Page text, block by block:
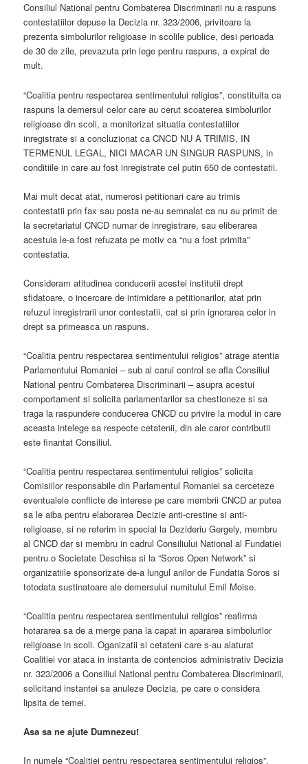
Consiliul National pentru Combaterea Discriminarii nu a raspuns
contestatiilor depuse la Decizia nr. 323/2006, privitoare la
prezenta simbolurilor religioase in scolile publice, desi perioada
de 30 de zile, prevazuta prin lege pentru raspuns, a expirat de
mult.
“Coalitia pentru respectarea sentimentului religios”, constituita ca
raspuns la demersul celor care au cerut scoaterea simbolurilor
religioase din scoli, a monitorizat situatia contestatiilor
inregistrate si a concluzionat ca CNCD NU A TRIMIS, IN
TERMENUL LEGAL, NICI MACAR UN SINGUR RASPUNS, in
conditiile in care au fost inregistrate cel putin 650 de contestatii.
Mai mult decat atat, numerosi petitionari care au trimis
contestatii prin fax sau posta ne-au semnalat ca nu au primit de
la secretariatul CNCD numar de inregistrare, sau eliberarea
acestuia le-a fost refuzata pe motiv ca “nu a fost primita”
contestatia.
Consideram atitudinea conducerii acestei institutii drept
sfidatoare, o incercare de intimidare a petitionarilor, atat prin
refuzul inregistrarii unor contestatii, cat si prin ignorarea celor in
drept sa primeasca un raspuns.
“Coalitia pentru respectarea sentimentului religios” atrage atentia
Parlamentului Romaniei – sub al carui control se afla Consiliul
National pentru Combaterea Discriminarii – asupra acestui
comportament si solicita parlamentarilor sa chestioneze si sa
traga la raspundere conducerea CNCD cu privire la modul in care
aceasta intelege sa respecte cetatenii, din ale caror contributii
este finantat Consiliul.
“Coalitia pentru respectarea sentimentului religios” solicita
Comisiilor responsabile din Parlamentul Romaniei sa cerceteze
eventualele conflicte de interese pe care membrii CNCD ar putea
sa le aiba pentru elaborarea Decizie anti-crestine si anti-
religioase, si ne referim in special la Dezideriu Gergely, membru
al CNCD dar si membru in cadrul Consiliului National al Fundatiei
pentru o Societate Deschisa si la “Soros Open Network” si
organizatiile sponsorizate de-a lungul anilor de Fundatia Soros si
totodata sustinatoare ale demersului numitului Emil Moise.
“Coalitia pentru respectarea sentimentului religios” reafirma
hotararea sa de a merge pana la capat in apararea simbolurilor
religioase in scoli. Oganizatii si cetateni care s-au alaturat
Coalitiei vor ataca in instanta de contencios administrativ Decizia
nr. 323/2006 a Consiliul National pentru Combaterea Discriminarii,
solicitand instantei sa anuleze Decizia, pe care o considera
lipsita de temei.
Asa sa ne ajute Dumnezeu!
In numele “Coalitiei pentru respectarea sentimentului religios”,